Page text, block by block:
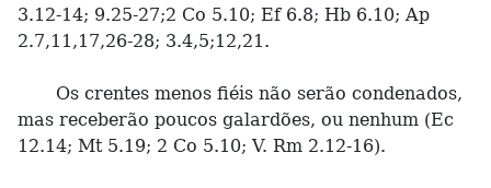
3.12-14; 9.25-27;2 Co 5.10; Ef 6.8; Hb 6.10; Ap
2.7,11,17,26-28; 3.4,5;12,21.
Os crentes menos fiéis não serão condenados,
mas receberão poucos galardões, ou nenhum (Ec
12.14; Mt 5.19; 2 Co 5.10; V. Rm 2.12-16).